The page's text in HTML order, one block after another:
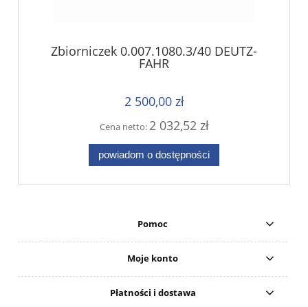
Zbiorniczek 0.007.1080.3/40 DEUTZ-
FAHR
2 500,00 zł
Cena netto: 2 032,52 zł
powiadom o dostępności
Pomoc
Moje konto
Płatności i dostawa